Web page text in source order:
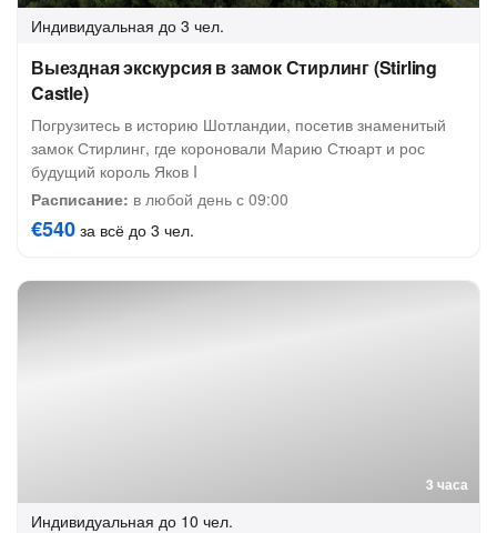
Индивидуальная до 3 чел.
Выездная экскурсия в замок Стирлинг (Stirling
Castle)
Погрузитесь в историю Шотландии, посетив знаменитый
замок Стирлинг, где короновали Марию Стюарт и рос
будущий король Яков I
Расписание: в любой день с 09:00
€540 за всё до 3 чел.
3 часа
Индивидуальная до 10 чел.